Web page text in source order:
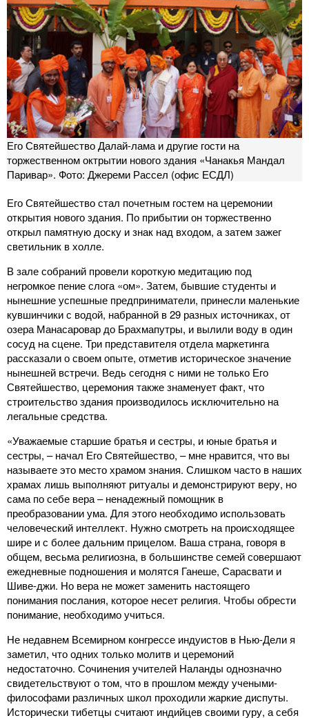
Его Святейшество Далай-лама и другие гости на
торжественном октрытии нового здания «Чанакья Мандал
Паривар». Фото: Джереми Рассел (офис ЕСДЛ)
Его Святейшество стал почетным гостем на церемонии
открытия нового здания. По прибытии он торжественно
открыл памятную доску и знак над входом, а затем зажег
светильник в холле.
В зале собраний провели короткую медитацию под
негромкое пение слога «ом». Затем, бывшие студенты и
нынешние успешные предприниматели, принесли маленькие
кувшинчики с водой, набранной в 29 разных источниках, от
озера Манасаровар до Брахмапутры, и вылили воду в один
сосуд на сцене. Три представителя отдела маркетинга
рассказали о своем опыте, отметив историческое значение
нынешней встречи. Ведь сегодня с ними не только Его
Святейшество, церемония также знаменует факт, что
строительство здания производилось исключительно на
легальные средства.
«Уважаемые старшие братья и сестры, и юные братья и
сестры, – начал Его Святейшество, – мне нравится, что вы
называете это место храмом знания. Слишком часто в наших
храмах лишь выполняют ритуалы и демонстрируют веру, но
сама по себе вера – ненадежный помощник в
преобразовании ума. Для этого необходимо использовать
человеческий интеллект. Нужно смотреть на происходящее
шире и с более дальним прицелом. Ваша страна, говоря в
общем, весьма религиозна, в большинстве семей совершают
ежедневные подношения и молятся Ганеше, Сарасвати и
Шиве-джи. Но вера не может заменить настоящего
понимания послания, которое несет религия. Чтобы обрести
понимание, необходимо учиться.
Не недавнем Всемирном конгрессе индуистов в Нью-Дели я
заметил, что одних только молитв и церемоний
недостаточно. Сочинения учителей Наланды однозначно
свидетельствуют о том, что в прошлом между учеными-
философами различных школ проходили жаркие диспуты.
Исторически тибетцы считают индийцев своими гуру, а себя